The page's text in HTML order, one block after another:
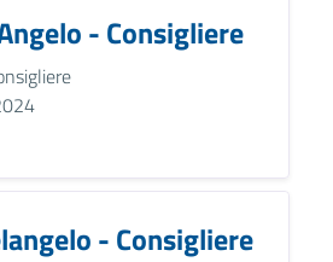
- Consigliere
- Consigliere